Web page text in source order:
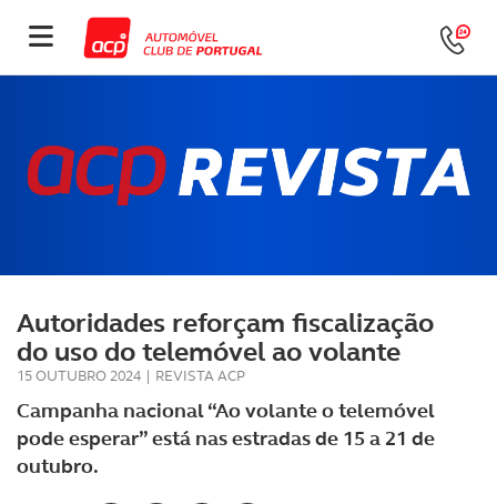
Autoridades reforçam fiscalização
do uso do telemóvel ao volante
15 OUTUBRO 2024 | REVISTA ACP
Campanha nacional “Ao volante o telemóvel
pode esperar” está nas estradas de 15 a 21 de
outubro.